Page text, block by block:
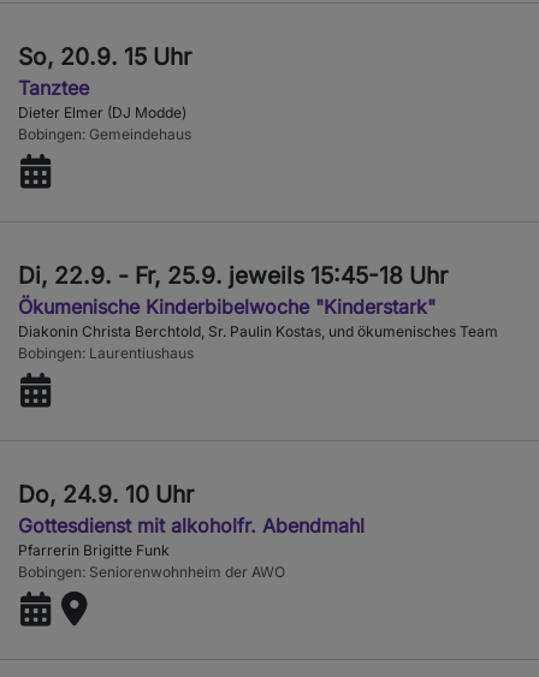
So, 20.9. 15 Uhr
Tanztee
Dieter Elmer (DJ Modde)
Bobingen Gemeindehaus
Di, 22.9. - Fr, 25.9. jeweils 15:45-18 Uhr
Ökumenische Kinderbibelwoche "Kinderstark"
Diakonin Christa Berchtold, Sr. Paulin Kostas, und ökumenisches Team
Bobingen Laurentiushaus
Do, 24.9. 10 Uhr
Gottesdienst mit alkoholfr. Abendmahl
Pfarrerin Brigitte Funk
Bobingen Seniorenwohnheim der AWO